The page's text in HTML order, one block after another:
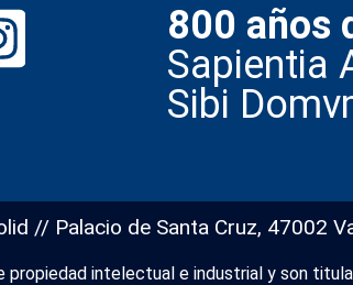
800 años
Sapientia
Sibi
// Palacio de Santa Cruz, 47002
intelectual e industrial y son